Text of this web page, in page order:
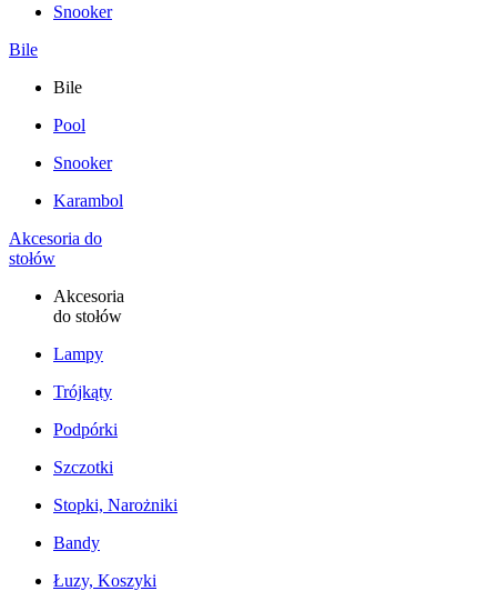
Snooker
Bile
Bile
Pool
Snooker
Karambol
Akcesoria do
stołów
Akcesoria
do stołów
Lampy
Trójkąty
Podpórki
Szczotki
Stopki, Narożniki
Bandy
Łuzy, Koszyki